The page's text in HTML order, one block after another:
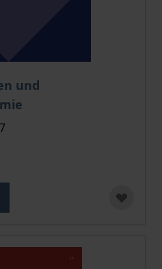
und
richtet sich nach der